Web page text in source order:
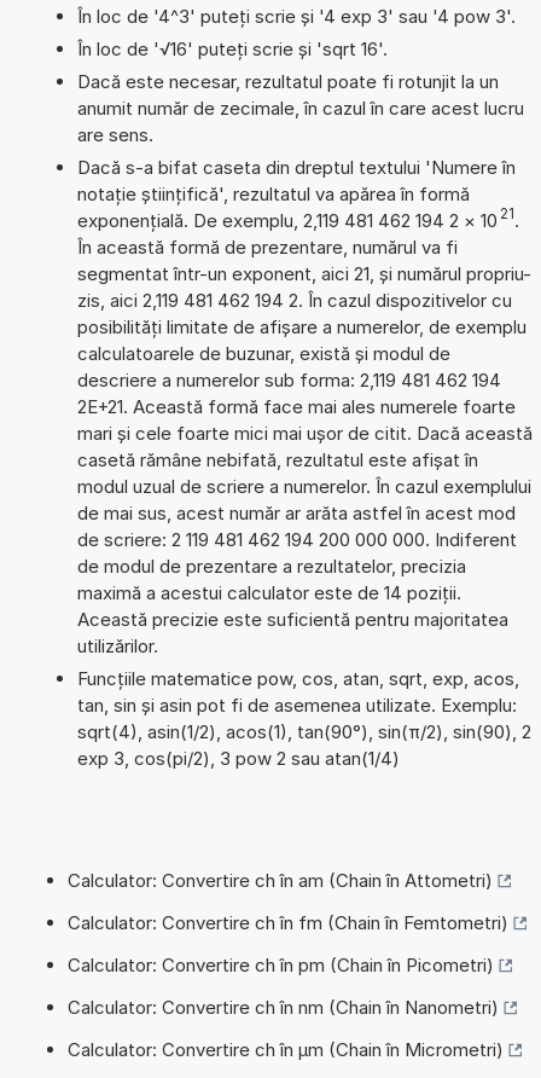
În loc de '4^3' puteți scrie și '4 exp 3' sau '4 pow 3'.
În loc de '√16' puteți scrie și 'sqrt 16'.
Dacă este necesar, rezultatul poate fi rotunjit la un
anumit număr de zecimale, în cazul în care acest lucru
are sens.
Dacă s-a bifat caseta din dreptul textului 'Numere în
notație științifică', rezultatul va apărea în formă
exponențială. De exemplu, 2,119 481 462 194 2 × 10 21.
În această formă de prezentare, numărul va fi
segmentat într-un exponent, aici 21, și numărul propriu-
zis, aici 2,119 481 462 194 2. În cazul dispozitivelor cu
posibilități limitate de afișare a numerelor, de exemplu
calculatoarele de buzunar, există și modul de
descriere a numerelor sub forma: 2,119 481 462 194
2E+21. Această formă face mai ales numerele foarte
mari și cele foarte mici mai ușor de citit. Dacă această
casetă rămâne nebifată, rezultatul este afișat în
modul uzual de scriere a numerelor. În cazul exemplului
de mai sus, acest număr ar arăta astfel în acest mod
de scriere: 2 119 481 462 194 200 000 000. Indiferent
de modul de prezentare a rezultatelor, precizia
maximă a acestui calculator este de 14 poziții.
Această precizie este suficientă pentru majoritatea
utilizărilor.
Funcțiile matematice pow, cos, atan, sqrt, exp, acos,
tan, sin și asin pot fi de asemenea utilizate. Exemplu:
sqrt(4), asin(1/2), acos(1), tan(90°), sin(π/2), sin(90), 2
exp 3, cos(pi/2), 3 pow 2 sau atan(1/4)
Calculator: Convertire ch în am (Chain în Attometri)
Calculator: Convertire ch în fm (Chain în Femtometri)
Calculator: Convertire ch în pm (Chain în Picometri)
Calculator: Convertire ch în nm (Chain în Nanometri)
Calculator: Convertire ch în µm (Chain în Micrometri)